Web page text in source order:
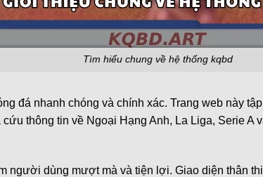
Tìm hiểu chung về hệ thống kqbd
đá nhanh chóng và chính xác. Trang web này
thông tin về Ngoại Hạng Anh, La Liga, Serie A
người dùng mượt mà và tiện lợi. Giao diện thân